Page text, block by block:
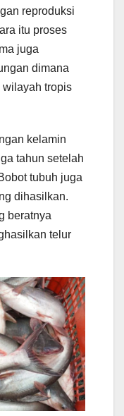
reproduksi
itu proses
juga
dimana
tropis
kelamin
tahun setelah
tubuh juga
dihasilkan.
beratnya
telur